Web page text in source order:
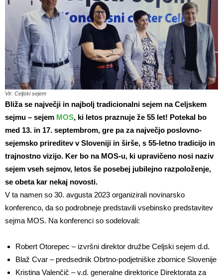
Vir: Celjski sejem
Bliža se največji in najbolj tradicionalni sejem na Celjskem
sejmu – sejem MOS, ki letos praznuje že 55 let! Potekal bo
med 13. in 17. septembrom, gre pa za največjo poslovno-
sejemsko prireditev v Sloveniji in širše, s 55-letno tradicijo in
trajnostno vizijo. Ker bo na MOS-u, ki upravičeno nosi naziv
sejem vseh sejmov, letos še posebej jubilejno razpoloženje,
se obeta kar nekaj novosti.
V ta namen so 30. avgusta 2023 organizirali novinarsko
konferenco, da so podrobneje predstavili vsebinsko predstavitev
sejma MOS. Na konferenci so sodelovali:
Robert Otorepec – izvršni direktor družbe Celjski sejem d.d.
Blaž Cvar – predsednik Obrtno-podjetniške zbornice Slovenije
Kristina Valenčič – v.d. generalne direktorice Direktorata za